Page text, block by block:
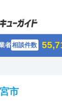
者相談件数
市